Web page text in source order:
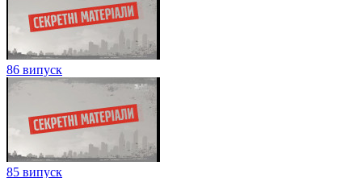
100 випуск
99 випуск